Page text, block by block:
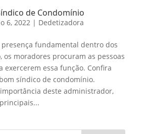
de Condomínio
6, 2022 | Dedetizadora
fundamental dentro dos
os moradores procuram as pessoas
exercerem essa função. Confira
síndico de condomínio.
deste administrador,